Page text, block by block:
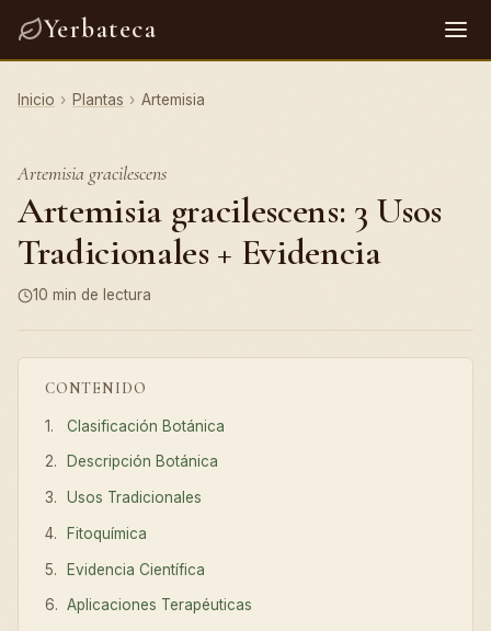
Yerbateca
Inicio › Plantas › Artemisia
Artemisia gracilescens
Artemisia gracilescens: 3 Usos
Tradicionales + Evidencia
10 min de lectura
CONTENIDO
Clasificación Botánica
Descripción Botánica
Usos Tradicionales
Fitoquímica
Evidencia Científica
Aplicaciones Terapéuticas